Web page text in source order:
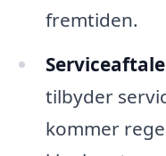
fremtiden.
tilbyder
kommer